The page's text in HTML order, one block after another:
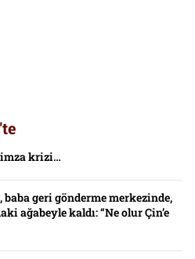
imza krizi…
geri gönderme merkezinde,
ağabeyle kaldı: “Ne olur Çin’e